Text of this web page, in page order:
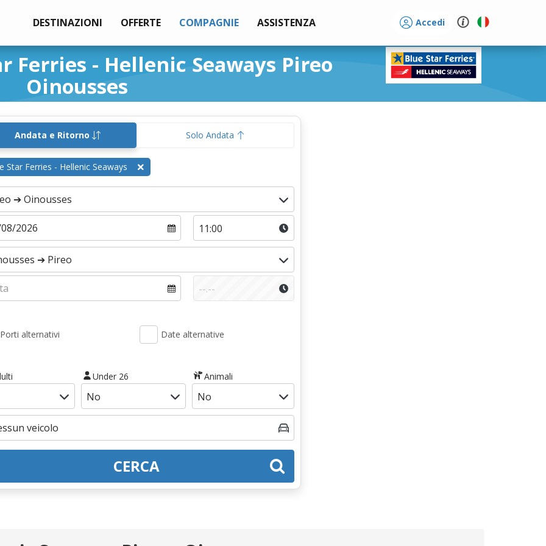
DESTINAZIONI OFFERTE COMPAGNIE ASSISTENZA Accedi
Ferries - Hellenic Seaways Pireo
Oinousses
Andata e Ritorno Solo Andata
Star Ferries - Hellenic Seaways
Porti alternativi Date alternative
Under 26 Animali
CERCA